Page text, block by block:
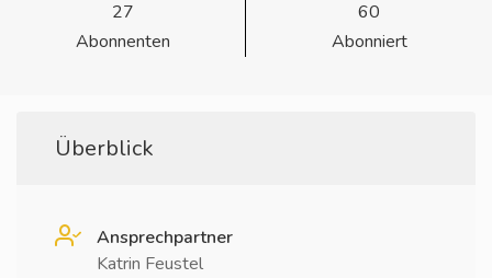
27
Abonnenten
60
Abonniert
Überblick
Ansprechpartner
Katrin Feustel